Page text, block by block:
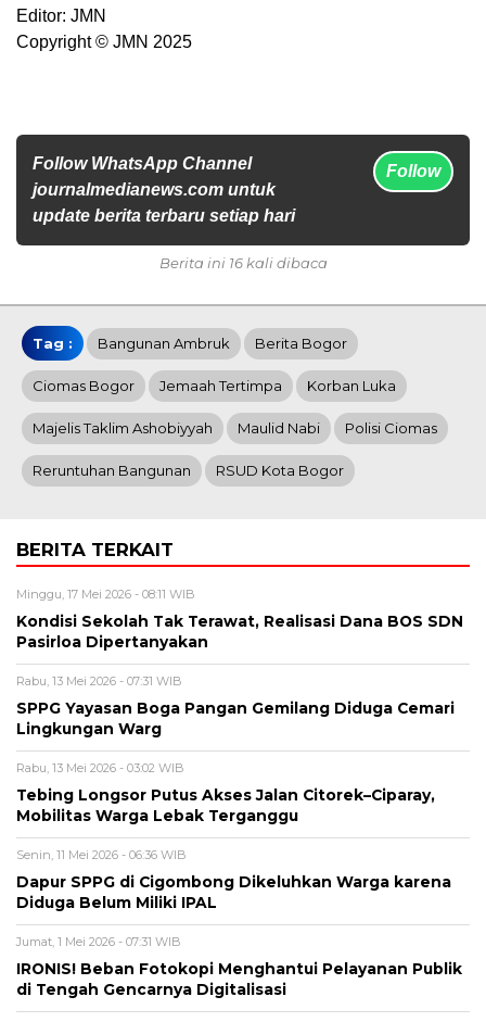
Editor: JMN
Copyright © JMN 2025
Follow WhatsApp Channel
journalmedianews.com untuk
update berita terbaru setiap hari
Follow
Berita ini 16 kali dibaca
Tag : Bangunan Ambruk Berita Bogor
Ciomas Bogor Jemaah Tertimpa Korban Luka
Majelis Taklim Ashobiyyah Maulid Nabi Polisi Ciomas
Reruntuhan Bangunan RSUD Kota Bogor
BERITA TERKAIT
Minggu, 17 Mei 2026 - 08:11 WIB
Kondisi Sekolah Tak Terawat, Realisasi Dana BOS SDN
Pasirloa Dipertanyakan
Rabu, 13 Mei 2026 - 07:31 WIB
SPPG Yayasan Boga Pangan Gemilang Diduga Cemari
Lingkungan Warg
Rabu, 13 Mei 2026 - 03:02 WIB
Tebing Longsor Putus Akses Jalan Citorek–Ciparay,
Mobilitas Warga Lebak Terganggu
Senin, 11 Mei 2026 - 06:36 WIB
Dapur SPPG di Cigombong Dikeluhkan Warga karena
Diduga Belum Miliki IPAL
Jumat, 1 Mei 2026 - 07:31 WIB
IRONIS! Beban Fotokopi Menghantui Pelayanan Publik
di Tengah Gencarnya Digitalisasi